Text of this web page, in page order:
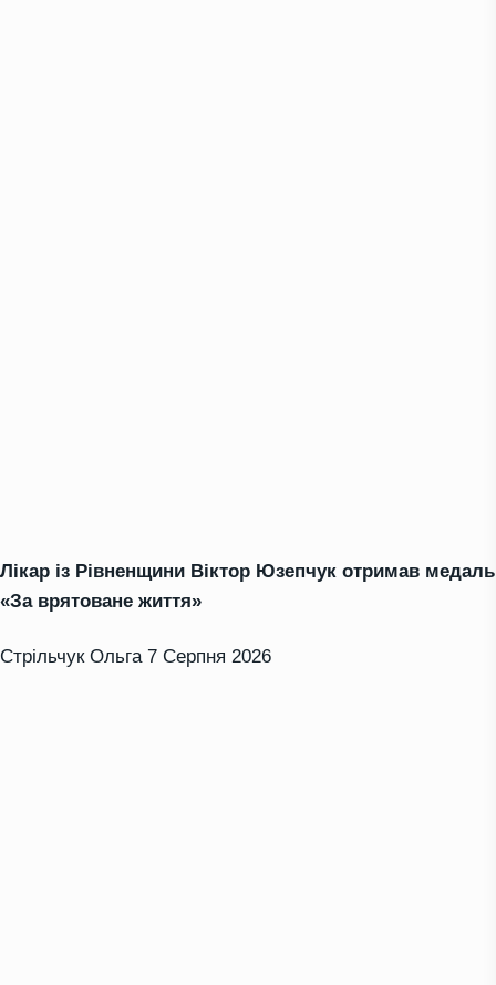
Лікар із Рівненщини Віктор Юзепчук отримав медаль
«За врятоване життя»
Стрільчук Ольга 7 Серпня 2026